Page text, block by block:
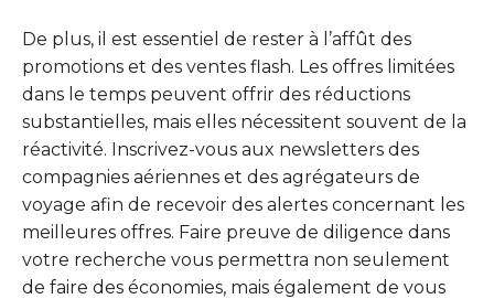
De plus, il est essentiel de rester à l’affût des
promotions et des ventes flash. Les offres limitées
dans le temps peuvent offrir des réductions
substantielles, mais elles nécessitent souvent de la
réactivité. Inscrivez-vous aux newsletters des
compagnies aériennes et des agrégateurs de
voyage afin de recevoir des alertes concernant les
meilleures offres. Faire preuve de diligence dans
votre recherche vous permettra non seulement
de faire des économies, mais également de vous